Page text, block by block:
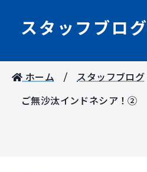
スタッフブログ
ホーム スタッフブログ
ご無沙汰インドネシア！②